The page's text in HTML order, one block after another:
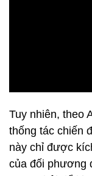
Tuy nhiên, theo
thống tác chiến
này chỉ được
của đối phương